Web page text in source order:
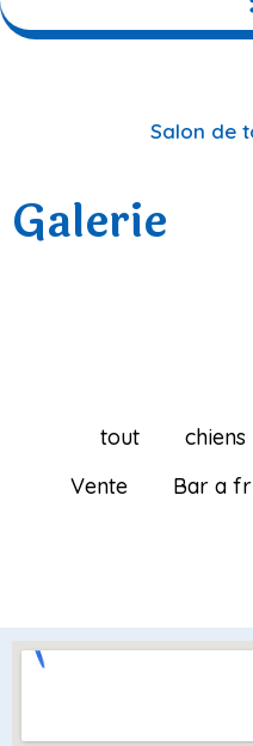
Salon de
Galerie
tout chiens
Vente
Bar a